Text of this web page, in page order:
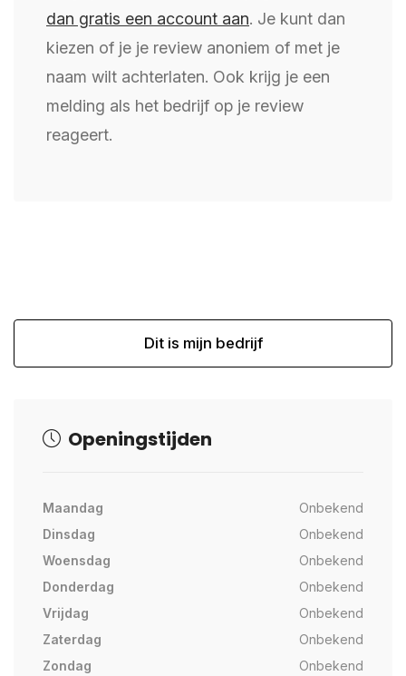
dan gratis een account aan. Je kunt dan
kiezen of je je review anoniem of met je
naam wilt achterlaten. Ook krijg je een
melding als het bedrijf op je review
reageert.
Dit is mijn bedrijf
Openingstijden
Maandag
Onbekend
Dinsdag
Onbekend
Woensdag
Onbekend
Donderdag
Onbekend
Vrijdag
Onbekend
Zaterdag
Onbekend
Zondag
Onbekend